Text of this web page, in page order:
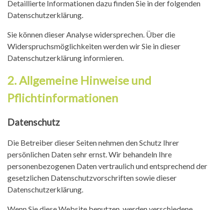
Detaillierte Informationen dazu finden Sie in der folgenden
Datenschutzerklärung.
Sie können dieser Analyse widersprechen. Über die
Widerspruchsmöglichkeiten werden wir Sie in dieser
Datenschutzerklärung informieren.
2. Allgemeine Hinweise und
Pflichtinformationen
Datenschutz
Die Betreiber dieser Seiten nehmen den Schutz Ihrer
persönlichen Daten sehr ernst. Wir behandeln Ihre
personenbezogenen Daten vertraulich und entsprechend der
gesetzlichen Datenschutzvorschriften sowie dieser
Datenschutzerklärung.